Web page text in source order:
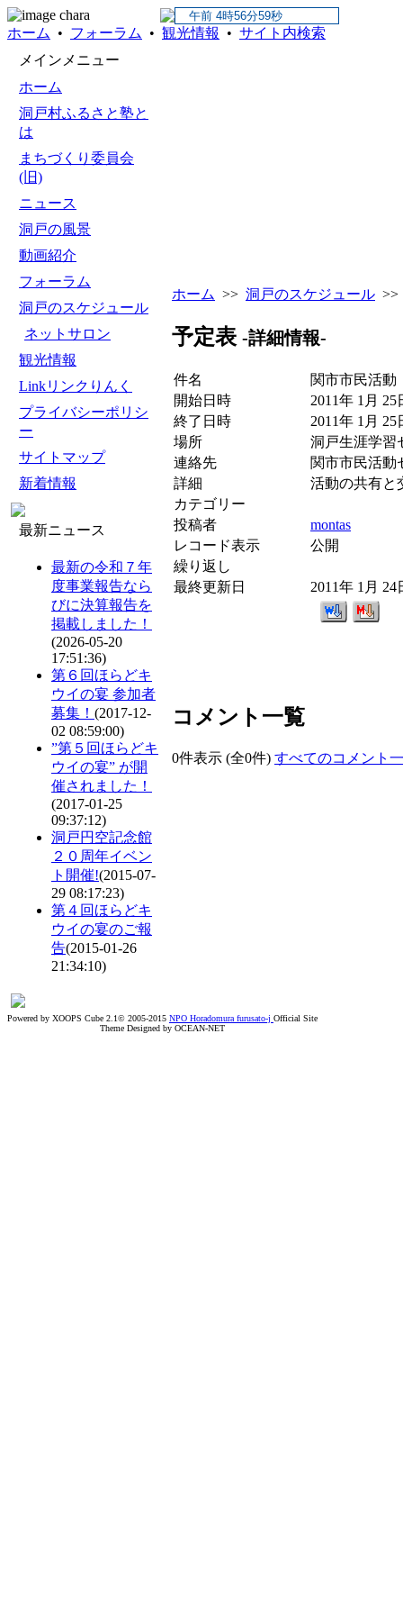
ホーム • フォーラム • 観光情報 • サイト内検索
メインメニュー
ホーム
洞戸村ふるさと塾と
は
まちづくり委員会
(旧)
ニュース
洞戸の風景
動画紹介
フォーラム
洞戸のスケジュール
ネットサロン
観光情報
Linkリンクりんく
プライバシーポリシ
ー
サイトマップ
新着情報
最新ニュース
最新の令和７年
度事業報告なら
びに決算報告を
掲載しました！
(2026-05-20
17:51:36)
第６回ほらどキ
ウイの宴 参加者
募集！ (2017-12-
02 08:59:00)
”第５回ほらどキ
ウイの宴” が開
催されました！
(2017-01-25
09:37:12)
洞戸円空記念館
２０周年イベン
ト開催!(2015-07-
29 08:17:23)
第４回ほらどキ
ウイの宴のご報
告(2015-01-26
21:34:10)
ホーム >> 洞戸のスケジュール >>
予定表 -詳細情報-
件名
関市市民活動
開始日時
2011年 1月
終了日時
2011年 1月
場所
洞戸生涯学習
連絡先
関市市民活動
詳細
活動の共有と
カテゴリー
投稿者
montas
レコード表示
公開
繰り返し
最終更新日
2011年 1月
コメント一覧
0件表示 (全0件) すべてのコメント
Powered by XOOPS Cube 2.1© 2005-2015 NPO Horadomura furusato-j Official Site
Theme Designed by OCEAN-NET